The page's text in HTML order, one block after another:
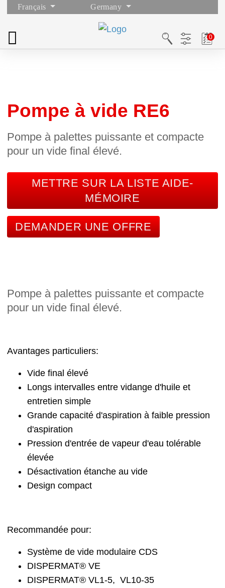
Français Germany
Pompe à vide RE6
Pompe à palettes puissante et compacte
pour un vide final élevé.
METTRE SUR LA LISTE AIDE-
MÉMOIRE
DEMANDER UNE OFFRE
Pompe à palettes puissante et compacte
pour un vide final élevé.
Avantages particuliers:
Vide final élevé
Longs intervalles entre vidange d'huile et
entretien simple
Grande capacité d'aspiration à faible pression
d'aspiration
Pression d'entrée de vapeur d'eau tolérable
élevée
Désactivation étanche au vide
Design compact
Recommandée pour:
Système de vide modulaire CDS
DISPERMAT® VE
DISPERMAT® VL1-5, VL10-35